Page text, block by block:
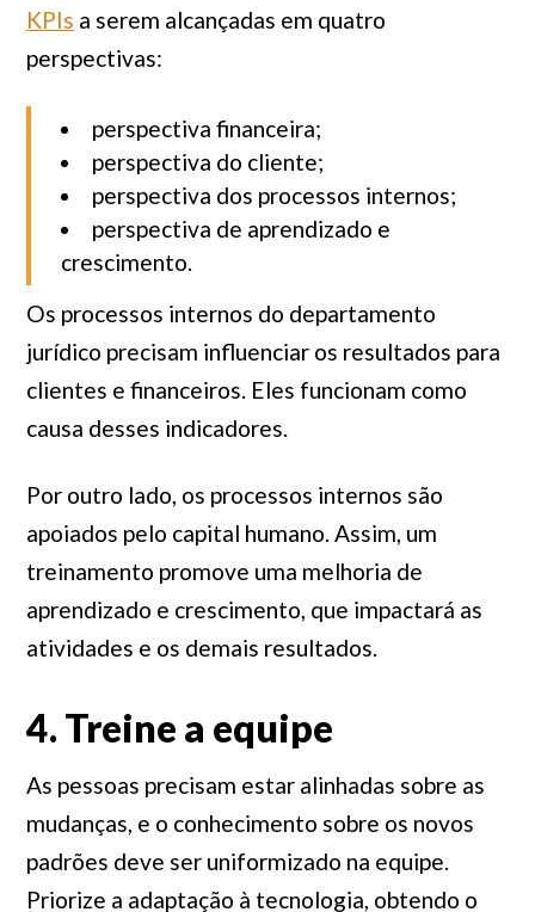
KPIs a serem alcançadas em quatro
perspectivas:
perspectiva financeira;
perspectiva do cliente;
perspectiva dos processos internos;
perspectiva de aprendizado e
crescimento.
Os processos internos do departamento
jurídico precisam influenciar os resultados para
clientes e financeiros. Eles funcionam como
causa desses indicadores.
Por outro lado, os processos internos são
apoiados pelo capital humano. Assim, um
treinamento promove uma melhoria de
aprendizado e crescimento, que impactará as
atividades e os demais resultados.
4. Treine a equipe
As pessoas precisam estar alinhadas sobre as
mudanças, e o conhecimento sobre os novos
padrões deve ser uniformizado na equipe.
Priorize a adaptação à tecnologia, obtendo o